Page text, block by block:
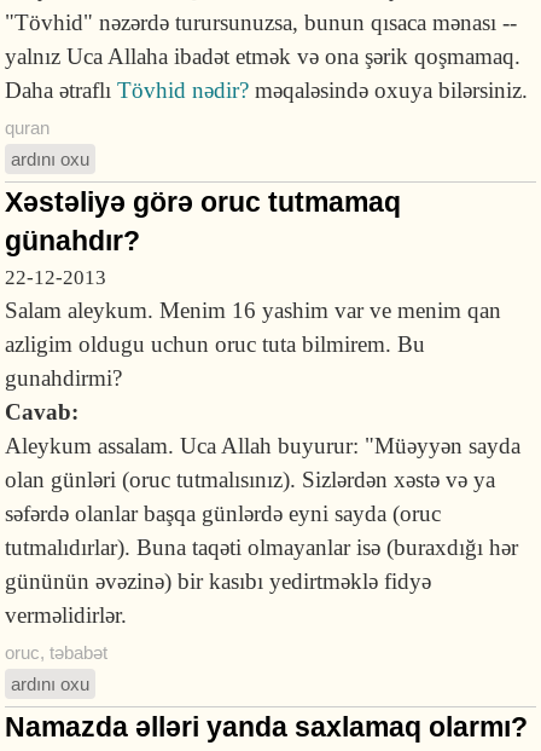
"Tövhid" nəzərdə turursunuzsa, bunun qısaca mənası --
yalnız Uca Allaha ibadət etmək və ona şərik qoşmamaq.
Daha ətraflıTövhid nədir? məqaləsində oxuya bilərsiniz.
quran
ardını oxu
Xəstəliyə görə oruc tutmamaq
günahdır?
22-12-2013
Salam aleykum. Menim 16 yashim var ve menim qan
azligim oldugu uchun oruc tuta bilmirem. Bu
gunahdirmi?
Cavab:
Aleykum assalam. Uca Allah buyurur: "Müəyyən sayda
olan günləri (oruc tutmalısınız). Sizlərdən xəstə və ya
səfərdə olanlar başqa günlərdə eyni sayda (oruc
tutmalıdırlar). Buna taqəti olmayanlar isə (buraxdığı hər
gününün əvəzinə) bir kasıbı yedirtməklə fidyə
verməlidirlər.
oruc,təbabət
ardını oxu
Namazda əlləri yanda saxlamaq olarmı?